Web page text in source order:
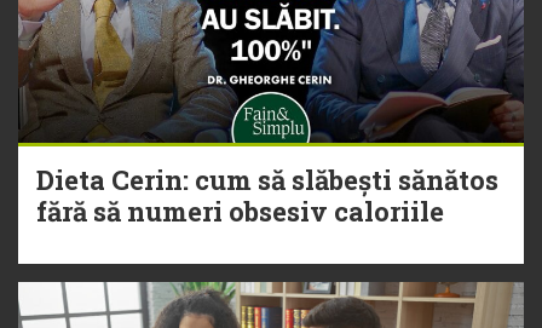
Dieta Cerin: cum să slăbești sănătos
fără să numeri obsesiv caloriile